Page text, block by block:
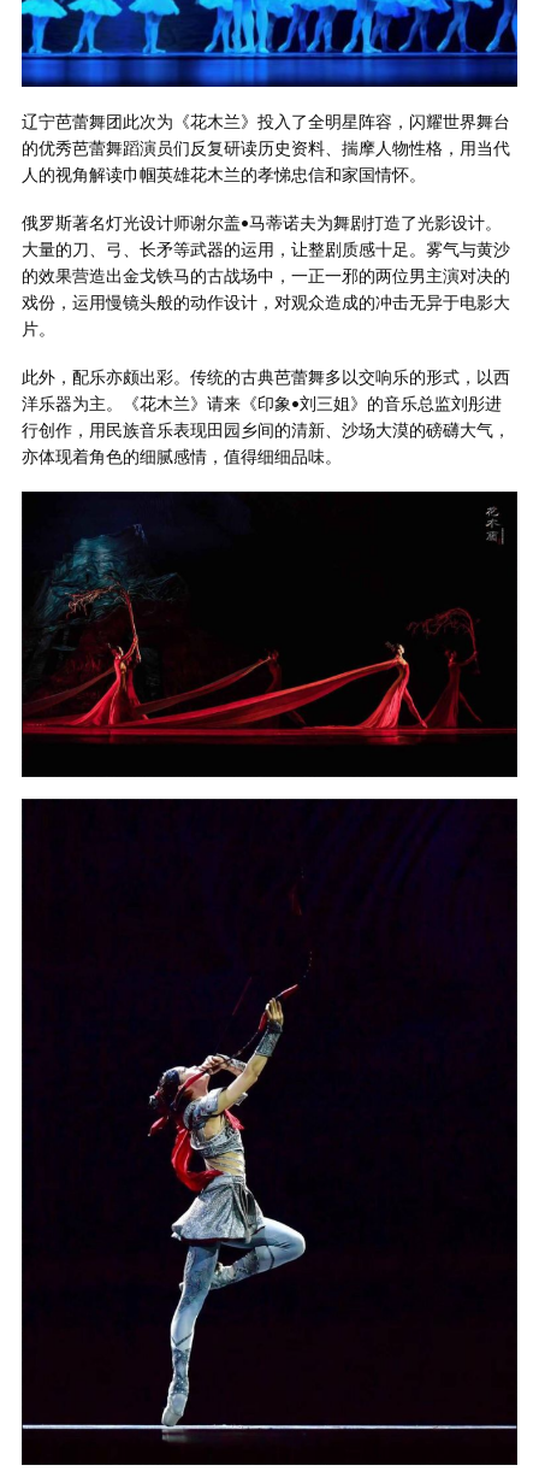
辽宁芭蕾舞团此次为《花木兰》投入了全明星阵容，闪耀世界舞台
的优秀芭蕾舞蹈演员们反复研读历史资料、揣摩人物性格，用当代
人的视角解读巾帼英雄花木兰的孝悌忠信和家国情怀。
俄罗斯著名灯光设计师谢尔盖•马蒂诺夫为舞剧打造了光影设计。
大量的刀、弓、长矛等武器的运用，让整剧质感十足。雾气与黄沙
的效果营造出金戈铁马的古战场中，一正一邪的两位男主演对决的
戏份，运用慢镜头般的动作设计，对观众造成的冲击无异于电影大
片。
此外，配乐亦颇出彩。传统的古典芭蕾舞多以交响乐的形式，以西
洋乐器为主。《花木兰》请来《印象•刘三姐》的音乐总监刘彤进
行创作，用民族音乐表现田园乡间的清新、沙场大漠的磅礴大气，
亦体现着角色的细腻感情，值得细细品味。